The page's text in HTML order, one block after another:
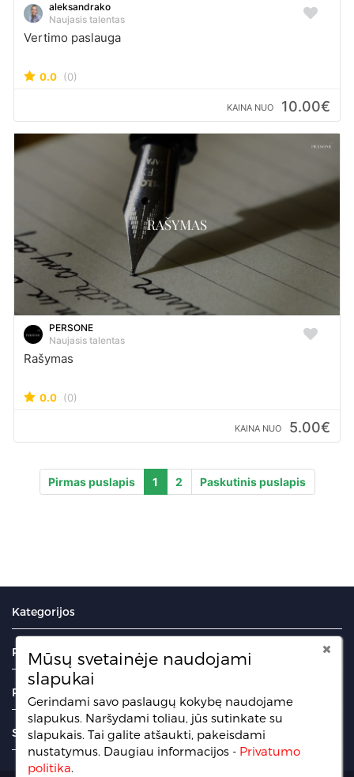
aleksandrako
Naujasis talentas
Vertimo paslauga
0.0 (0)
KAINA NUO 10.00€
PERSONE
Naujasis talentas
Rašymas
0.0 (0)
KAINA NUO 5.00€
Pirmas puslapis 1 2 Paskutinis puslapis
Kategorijos
Portalas
Puslapiai
Sekite mus
Mūsų svetainėje naudojami
slapukai
Gerindami savo paslaugų kokybę naudojame
slapukus. Naršydami toliau, jūs sutinkate su
slapukais. Tai galite atšaukti, pakeisdami
nustatymus. Daugiau informacijos - Privatumo
politika